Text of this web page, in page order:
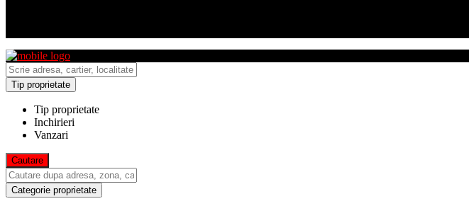
Tip proprietate
Tip proprietate
Inchirieri
Vanzari
Categorie proprietate